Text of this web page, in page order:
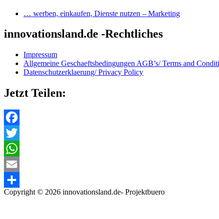
… werben, einkaufen, Dienste nutzen – Marketing
innovationsland.de -Rechtliches
Impressum
Allgemeine Geschaeftsbedingungen AGB’s/ Terms and
Datenschutzerklaerung/ Privacy Policy
Jetzt Teilen:
Facebook
Twitter
WhatsApp
Email
Teilen
Copyright © 2026 innovationsland.de- Projektbuero